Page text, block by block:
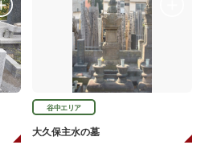
谷中エリア
大久保主水の墓